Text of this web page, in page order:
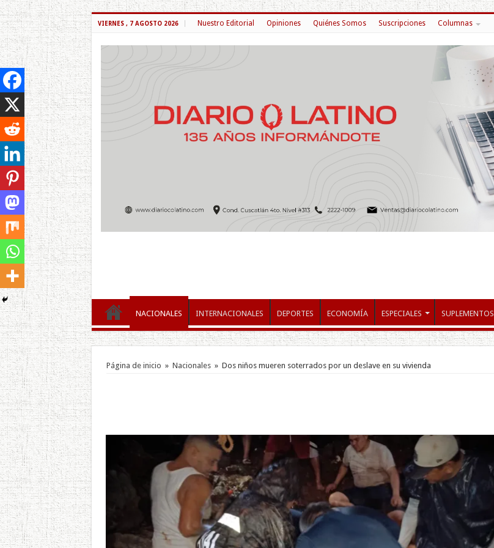
VIERNES , 7 AGOSTO 2026 Nuestro Editorial Opiniones Quiénes Somos Suscripciones Columnas
NACIONALES INTERNACIONALES DEPORTES ECONOMÍA ESPECIALES SUPLEMENTOS
Página de inicio » Nacionales » Dos niños mueren soterrados por un deslave en su vivienda